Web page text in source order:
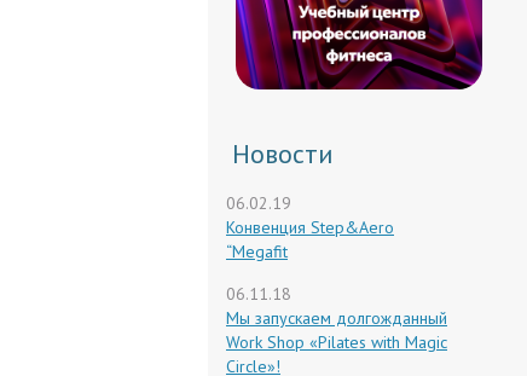
Новости
06.02.19
Конвенция Step&Aero
“Megafit
06.11.18
Мы запускаем долгожданный
Work Shop «Pilates with Magic
Circle»!